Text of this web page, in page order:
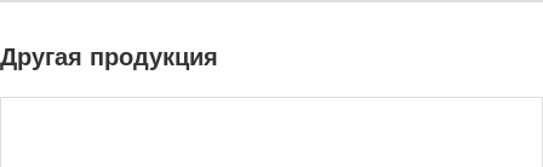
Другая продукция